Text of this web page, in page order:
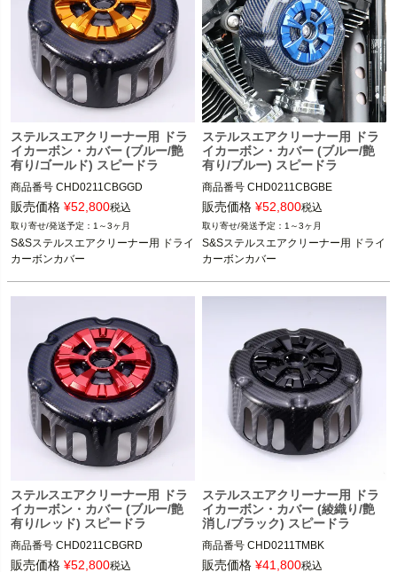
ステルスエアクリーナー用 ドラ
イカーボン・カバー (ブルー/艶
有り/ゴールド) スピードラ
商品番号 CHD0211CBGGD
販売価格 ¥52,800税込
1～3ヶ月
S&Sステルスエアクリーナー用 ドライ
カーボンカバー
ステルスエアクリーナー用 ドラ
イカーボン・カバー (ブルー/艶
有り/ブルー) スピードラ
商品番号 CHD0211CBGBE
販売価格 ¥52,800税込
1～3ヶ月
S&Sステルスエアクリーナー用 ドライ
カーボンカバー
ステルスエアクリーナー用 ドラ
イカーボン・カバー (ブルー/艶
有り/レッド) スピードラ
商品番号 CHD0211CBGRD
販売価格 ¥52,800税込
ステルスエアクリーナー用 ドラ
イカーボン・カバー (綾織り/艶
消し/ブラック) スピードラ
商品番号 CHD0211TMBK
販売価格 ¥41,800税込